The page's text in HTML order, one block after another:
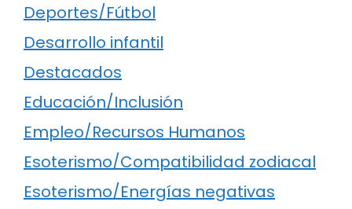
Deportes/Fútbol
Desarrollo infantil
Destacados
Educación/Inclusión
Empleo/Recursos Humanos
Esoterismo/Compatibilidad zodiacal
Esoterismo/Energías negativas